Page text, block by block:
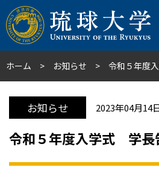
ホーム お知らせ 令和５年度
お知らせ 2023年04月14
令和５年度入学式 学長